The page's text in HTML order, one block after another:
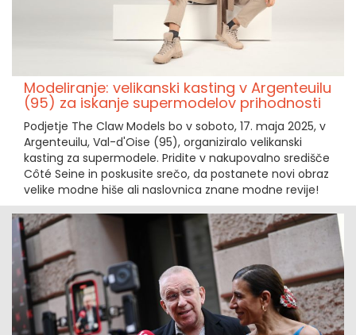
Modeliranje: velikanski kasting v Argenteuilu
(95) za iskanje supermodelov prihodnosti
Podjetje The Claw Models bo v soboto, 17. maja 2025, v
Argenteuilu, Val-d'Oise (95), organiziralo velikanski
kasting za supermodele. Pridite v nakupovalno središče
Côté Seine in poskusite srečo, da postanete novi obraz
velike modne hiše ali naslovnica znane modne revije!